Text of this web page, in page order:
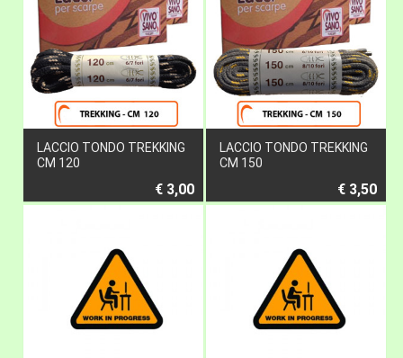
LACCIO TONDO TREKKING
CM 120
€ 3,00
LACCIO TONDO TREKKING
CM 150
€ 3,50